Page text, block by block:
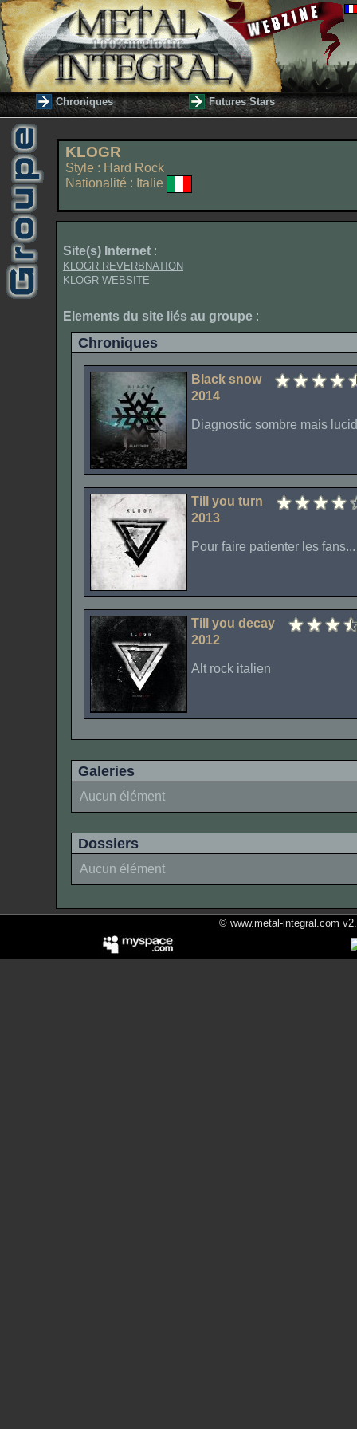
Chroniques Futures Stars
KLOGR
Style : Hard Rock
Nationalité : Italie
Site(s) Internet :
KLOGR REVERBNATION
KLOGR WEBSITE
Elements du site liés au groupe :
Chroniques
Black snow
2014
Diagnostic sombre mais
Till you turn
2013
Pour faire patienter les fans...
Till you decay
2012
Alt rock italien
Galeries
Aucun élément
Dossiers
Aucun élément
© www.metal-integral.com